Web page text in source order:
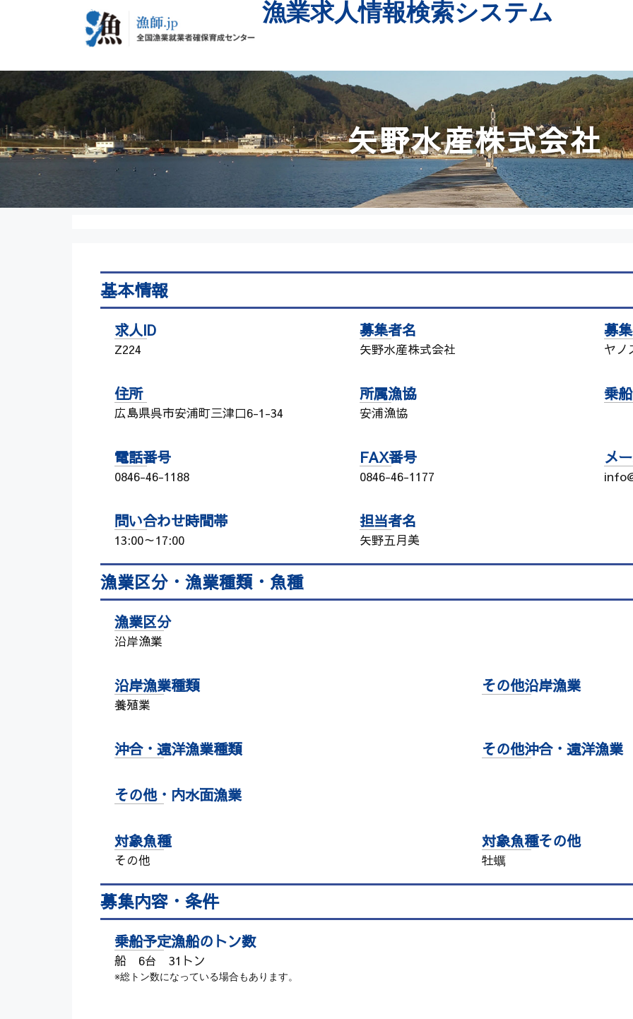
漁業求人情報検索システム
矢野水産株式会社
基本情報
求人ID
Z224
募集者名
矢野水産株式会社
募
ヤノ
住所
広島県呉市安浦町三津口6-1-34
所属漁協
安浦漁協
乗
電話番号
0846-46-1188
FAX番号
0846-46-1177
メ
問い合わせ時間帯
13:00～17:00
担当者名
矢野五月美
漁業区分・漁業種類・魚種
漁業区分
沿岸漁業
沿岸漁業種類
養殖業
その他沿岸漁業
沖合・遠洋漁業種類 その他沖合・遠洋漁業
その他・内水面漁業
対象魚種
その他
対象魚種その他
牡蠣
募集内容・条件
乗船予定漁船のトン数
船 6台 31トン
※総トン数になっている場合もあります。